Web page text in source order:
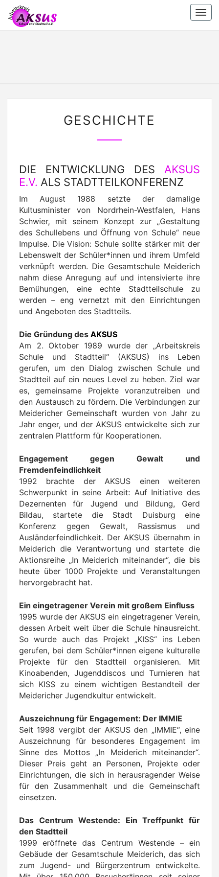
Skip
content
GESCHICHTE
DIE ENTWICKLUNG DES AKSUS
E.V. ALS STADTTEILKONFERENZ
Im August 1988 setzte der damalige
Kultusminister von Nordrhein-Westfalen, Hans
Schwier, mit seinem Konzept zur „Gestaltung
des Schullebens und Öffnung von Schule“ neue
Impulse. Die Vision: Schule sollte stärker mit der
Lebenswelt der Schüler*innen und ihrem Umfeld
verknüpft werden. Die Gesamtschule Meiderich
nahm diese Anregung auf und intensivierte ihre
Bemühungen, eine echte Stadtteilschule zu
werden – eng vernetzt mit den Einrichtungen
und Angeboten des Stadtteils.
Die Gründung des AKSUS
Am 2. Oktober 1989 wurde der „Arbeitskreis
Schule und Stadtteil“ (AKSUS) ins Leben
gerufen, um den Dialog zwischen Schule und
Stadtteil auf ein neues Level zu heben. Ziel war
es, gemeinsame Projekte voranzutreiben und
den Austausch zu fördern. Die Verbindungen zur
Meidericher Gemeinschaft wurden von Jahr zu
Jahr enger, und der AKSUS entwickelte sich zur
zentralen Plattform für Kooperationen.
Engagement gegen Gewalt und
Fremdenfeindlichkeit
1992 brachte der AKSUS einen weiteren
Schwerpunkt in seine Arbeit: Auf Initiative des
Dezernenten für Jugend und Bildung, Gerd
Bildau, startete die Stadt Duisburg eine
Konferenz gegen Gewalt, Rassismus und
Ausländerfeindlichkeit. Der AKSUS übernahm in
Meiderich die Verantwortung und startete die
Aktionsreihe „In Meiderich miteinander“, die bis
heute über 1000 Projekte und Veranstaltungen
hervorgebracht hat.
Ein eingetragener Verein mit großem Einfluss
1995 wurde der AKSUS ein eingetragener Verein,
dessen Arbeit weit über die Schule hinausreicht.
So wurde auch das Projekt „KISS“ ins Leben
gerufen, bei dem Schüler*innen eigene kulturelle
Projekte für den Stadtteil organisieren. Mit
Kinoabenden, Jugenddiscos und Turnieren hat
sich KISS zu einem wichtigen Bestandteil der
Meidericher Jugendkultur entwickelt.
Auszeichnung für Engagement: Der IMMIE
Seit 1998 vergibt der AKSUS den „IMMIE“, eine
Auszeichnung für besonderes Engagement im
Sinne des Mottos „In Meiderich miteinander“.
Dieser Preis geht an Personen, Projekte oder
Einrichtungen, die sich in herausragender Weise
für den Zusammenhalt und die Gemeinschaft
einsetzen.
Das Centrum Westende: Ein Treffpunkt für
den Stadtteil
1999 eröffnete das Centrum Westende – ein
Gebäude der Gesamtschule Meiderich, das sich
zum Jugend- und Bürgerzentrum entwickelte.